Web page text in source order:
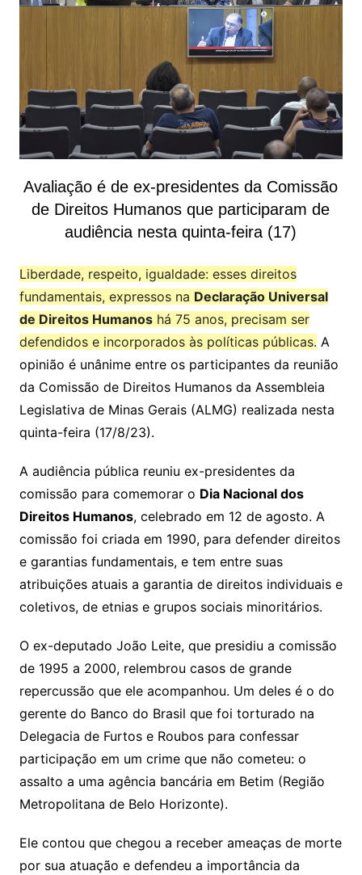
Avaliação é de ex-presidentes da Comissão
de Direitos Humanos que participaram de
audiência nesta quinta-feira (17)
Liberdade, respeito, igualdade: esses direitos
fundamentais, expressos na Declaração Universal
de Direitos Humanoshá 75 anos, precisam ser
defendidos e incorporados às políticas públicas. A
opinião é unânime entre os participantes da reunião
da Comissão de Direitos Humanos da Assembleia
Legislativa de Minas Gerais (ALMG) realizada nesta
quinta-feira (17/8/23).
A audiência pública reuniu ex-presidentes da
comissão para comemorar o Dia Nacional dos
Direitos Humanos, celebrado em 12 de agosto. A
comissão foi criada em 1990, para defender direitos
e garantias fundamentais, e tem entre suas
atribuições atuais a garantia de direitos individuais e
coletivos, de etnias e grupos sociais minoritários.
O ex-deputado João Leite, que presidiu a comissão
de 1995 a 2000, relembrou casos de grande
repercussão que ele acompanhou. Um deles é o do
gerente do Banco do Brasil que foi torturado na
Delegacia de Furtos e Roubos para confessar
participação em um crime que não cometeu: o
assalto a uma agência bancária em Betim (Região
Metropolitana de Belo Horizonte).
Ele contou que chegou a receber ameaças de morte
por sua atuação e defendeu a importância da